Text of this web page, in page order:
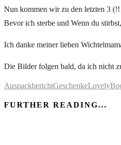
Nun kommen wir zu den letzten 3
Bevor ich sterbe und Wenn du
Ich danke meiner lieben
Die Bilder folgen bald, da ich nicht
AuspackberichtGeschenke
FURTHER READING...